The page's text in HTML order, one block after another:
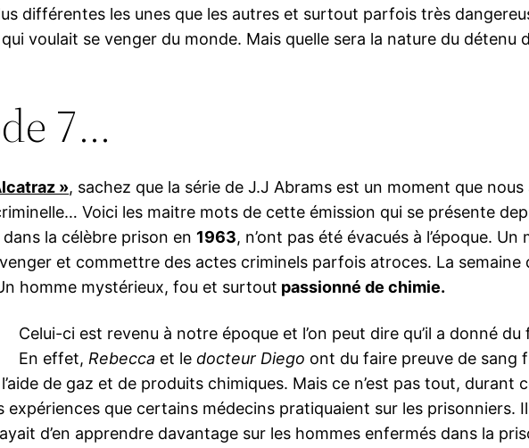
différentes les unes que les autres et surtout parfois très
voulait se venger du monde. Mais quelle sera la nature du détenu
7…
», sachez que la série de J.J Abrams est un moment que
Voici les maitre mots de cette émission qui se présente
la célèbre prison en 1963, n’ont pas été évacués à l’époque.
et commettre des actes criminels parfois atroces. La
homme mystérieux, fou et surtout passionné de chimie.
Celui-ci est revenu à notre époque et l’on peut dire qu’il a donné
En effet, Rebecca et ledocteur Diego ont du faire preuve de sang
de gaz et de produits chimiques. Mais ce n’est pas tout, durant
que certains médecins pratiquaient sur les prisonniers.
d’en apprendre davantage sur les hommes enfermés dans la